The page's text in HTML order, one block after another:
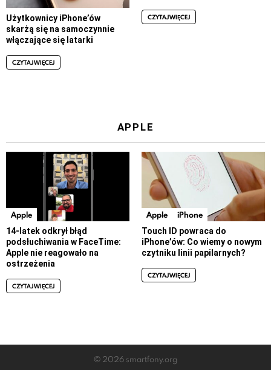
Użytkownicy iPhone’ów
skarżą się na samoczynnie
włączające się latarki
CZYTAJ WIĘCEJ
CZYTAJ WIĘCEJ
APPLE
Apple
14-latek odkrył błąd
podsłuchiwania w FaceTime:
Apple nie reagowało na
ostrzeżenia
CZYTAJ WIĘCEJ
Apple iPhone
Touch ID powraca do
iPhone’ów: Co wiemy o nowym
czytniku linii papilarnych?
CZYTAJ WIĘCEJ
© 2026 smartfony.org